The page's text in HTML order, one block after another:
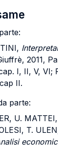
2011,
I, II, V, VI;
II.
parte:
U.
T. ULEN